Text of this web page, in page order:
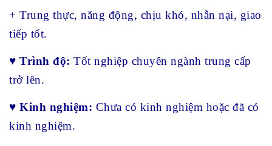
+ Trung thực, năng động, chịu khó, nhẫn nại, giao
tiếp tốt.
♥ Trình độ: Tốt nghiệp chuyên ngành trung cấp
trở lên.
♥ Kinh nghiệm: Chưa có kinh nghiệm hoặc đã có
kinh nghiệm.